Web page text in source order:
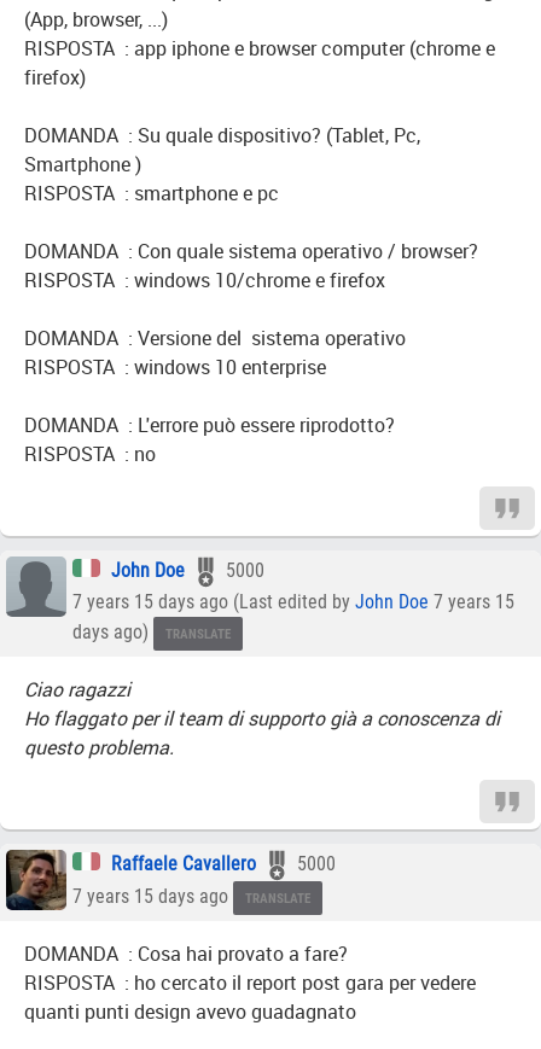
(App, browser, ...)
RISPOSTA : app iphone e browser computer (chrome e
firefox)
DOMANDA : Su quale dispositivo? (Tablet, Pc,
Smartphone )
RISPOSTA : smartphone e pc
DOMANDA : Con quale sistema operativo / browser?
RISPOSTA : windows 10/chrome e firefox
DOMANDA : Versione del sistema operativo
RISPOSTA : windows 10 enterprise
DOMANDA : L'errore può essere riprodotto?
RISPOSTA : no
John Doe
5000
7 years 15 days ago (Last edited by John Doe 7 years 15
days ago)
TRANSLATE
Ciao ragazzi
Ho flaggato per il team di supporto già a conoscenza di
questo problema.
Raffaele Cavallero
5000
7 years 15 days ago
TRANSLATE
DOMANDA : Cosa hai provato a fare?
RISPOSTA : ho cercato il report post gara per vedere
quanti punti design avevo guadagnato